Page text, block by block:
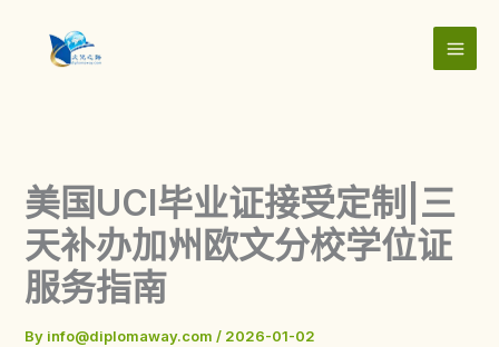
content
美国UCI毕业证接受定制|三
天补办加州欧文分校学位证
服务指南
By info@diplomaway.com / 2026-01-02